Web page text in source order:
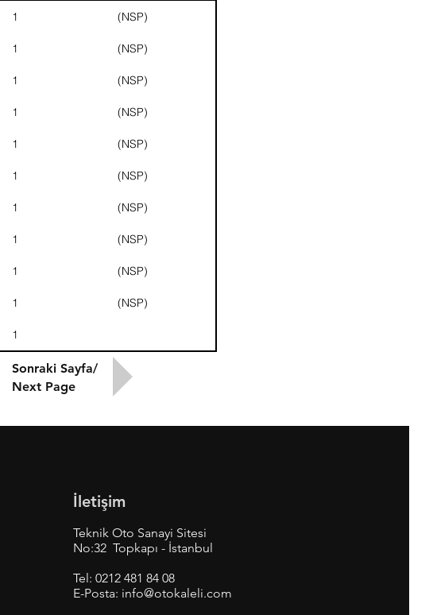
1 (NSP)
1 (NSP)
1 (NSP)
1 (NSP)
1 (NSP)
1 (NSP)
1 (NSP)
1 (NSP)
1 (NSP)
1 (NSP)
1
Sonraki Sayfa/
Next Page
İletişim
Teknik Oto Sanayi Sitesi
No:32 Topkapı - İstanbul
Tel: 0212 481 84 08
E-Posta: info@otokaleli.com